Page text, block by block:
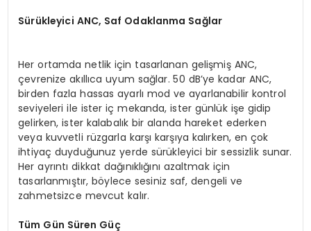
Sürükleyici ANC, Saf Odaklanma Sağlar
Her ortamda netlik için tasarlanan gelişmiş ANC,
çevrenize akıllıca uyum sağlar. 50 dB’ye kadar ANC,
birden fazla hassas ayarlı mod ve ayarlanabilir kontrol
seviyeleri ile ister iç mekanda, ister günlük işe gidip
gelirken, ister kalabalık bir alanda hareket ederken
veya kuvvetli rüzgarla karşı karşıya kalırken, en çok
ihtiyaç duyduğunuz yerde sürükleyici bir sessizlik sunar.
Her ayrıntı dikkat dağınıklığını azaltmak için
tasarlanmıştır, böylece sesiniz saf, dengeli ve
zahmetsizce mevcut kalır.
Tüm Gün Süren Güç